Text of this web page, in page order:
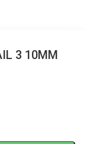
3 10MM